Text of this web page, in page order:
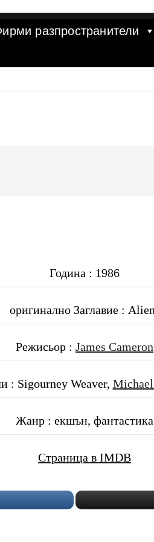
разпространители
Година : 1986
оригинално Заглавие :
Режисьор : James Cameron
: Sigourney Weaver,
Жанр : екшън, фантастика
Страница в IMDB